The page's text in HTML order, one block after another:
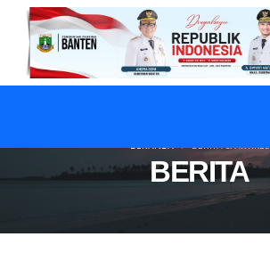
BERITA
BERANDA BERITA & ARTIKEL